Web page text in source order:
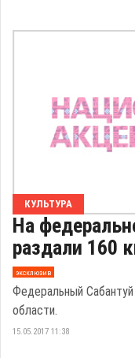
КУЛЬТУРА
На
раздали 160
эксклюзив
Федеральный
области.
15.05.2017 11:38